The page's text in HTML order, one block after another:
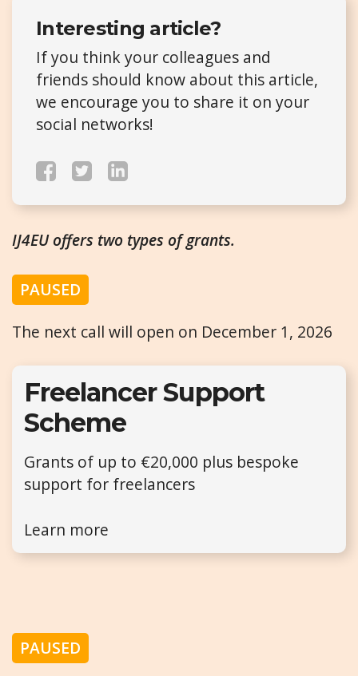
Interesting article?
If you think your colleagues and
friends should know about this article,
we encourage you to share it on your
social networks!
IJ4EU offers two types of grants.
PAUSED
The next call will open on December 1, 2026
Freelancer Support
Scheme
Grants of up to €20,000 plus bespoke
support for freelancers
Learn more
PAUSED